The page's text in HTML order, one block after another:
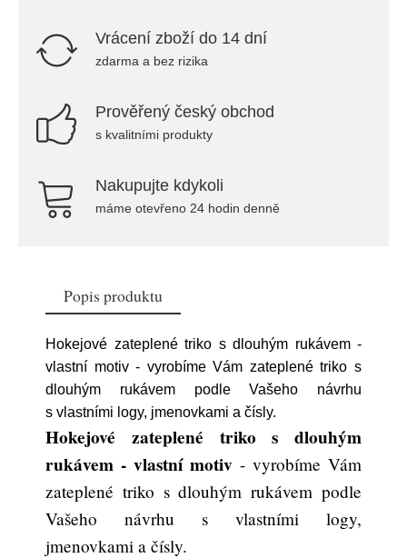
Vrácení zboží do 14 dní
zdarma a bez rizika
Prověřený český obchod
s kvalitními produkty
Nakupujte kdykoli
máme otevřeno 24 hodin denně
Popis produktu
Hokejové zateplené triko s dlouhým rukávem -
vlastní motiv - vyrobíme Vám zateplené triko s
dlouhým rukávem podle Vašeho návrhu
s vlastními logy, jmenovkami a čísly.
Hokejové zateplené triko s dlouhým
rukávem - vlastní motiv - vyrobíme Vám
zateplené triko s dlouhým rukávem podle
Vašeho návrhu s vlastními logy,
jmenovkami a čísly.